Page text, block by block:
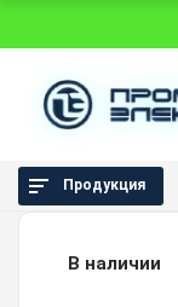
Продукция
В наличии